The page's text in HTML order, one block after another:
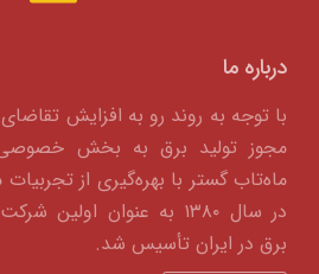
درباره ما
با توجه به روند رو به افزایش
مجوز تولید برق به بخش
ماه‌تاب گستر با بهره‌گیری از
در سال ۱۳۸۰ به عنوان
برق در ایران تأسیس شد.